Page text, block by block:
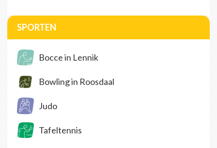
SPORTEN
Bocce in Lennik
Bowling in Roosdaal
Judo
Tafeltennis